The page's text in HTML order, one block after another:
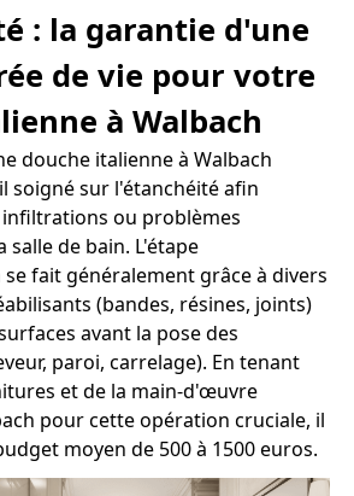
: la garantie d'une
de vie pour votre
à Walbach
douche italienne à Walbach
soigné sur l'étanchéité afin
ou problèmes
de bain. L'étape
fait généralement grâce à divers
(bandes, résines, joints)
avant la pose des
paroi, carrelage). En tenant
et de la main-d'œuvre
pour cette opération cruciale, il
moyen de 500 à 1500 euros.